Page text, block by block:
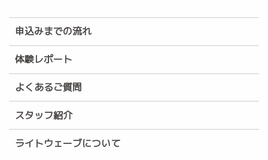
申込みまでの流れ
体験レポート
よくあるご質問
スタッフ紹介
ライトウェーブについて